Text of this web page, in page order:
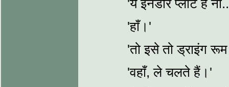
'ये इनडोर प्लांट है
'हाँ।'
'तो इसे तो ड्राइंग रूम
'वहाँ, ले चलते हैं।'